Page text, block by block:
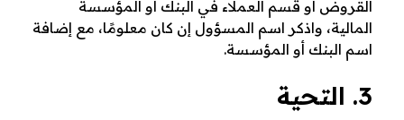
و
ا
ت
القروض أو قسم العملاء في البنك أو المؤسسة
المالية، واذكر اسم المسؤول إن كان معلومًا، مع إضافة
اسم البنك أو المؤسسة.
3. التحية